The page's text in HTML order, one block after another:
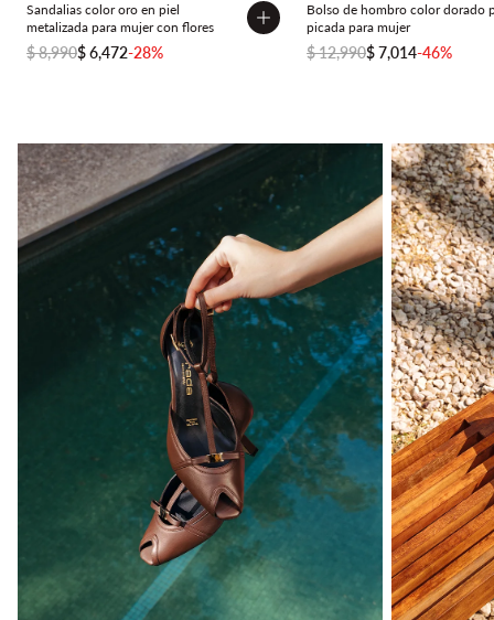
Sandalias color oro en piel
metalizada para mujer con flores
$ 8,990$ 6,472-28%
Bolso de hombro color dorado
picada para mujer
$ 12,990$ 7,014-46%